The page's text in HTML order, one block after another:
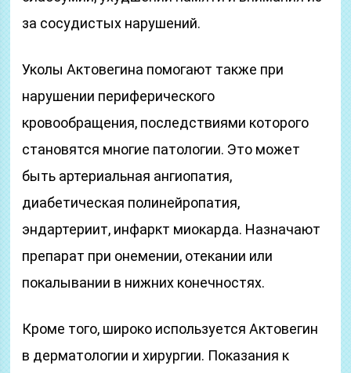
за сосудистых нарушений.
Уколы Актовегина помогают также при
нарушении периферического
кровообращения, последствиями которого
становятся многие патологии. Это может
быть артериальная ангиопатия,
диабетическая полинейропатия,
эндартериит, инфаркт миокарда. Назначают
препарат при онемении, отекании или
покалывании в нижних конечностях.
Кроме того, широко используется Актовегин
в дерматологии и хирургии. Показания к